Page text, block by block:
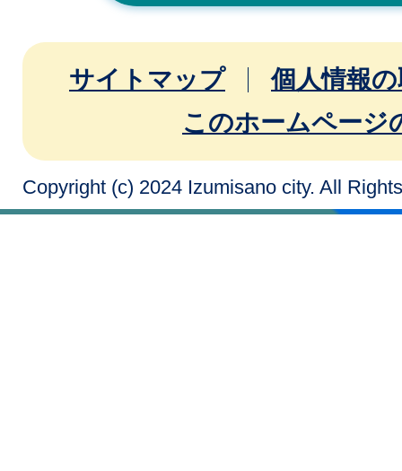
サイトマップ
個人情報
このホームページ
Copyright (c) 2024 Izumisano city. All